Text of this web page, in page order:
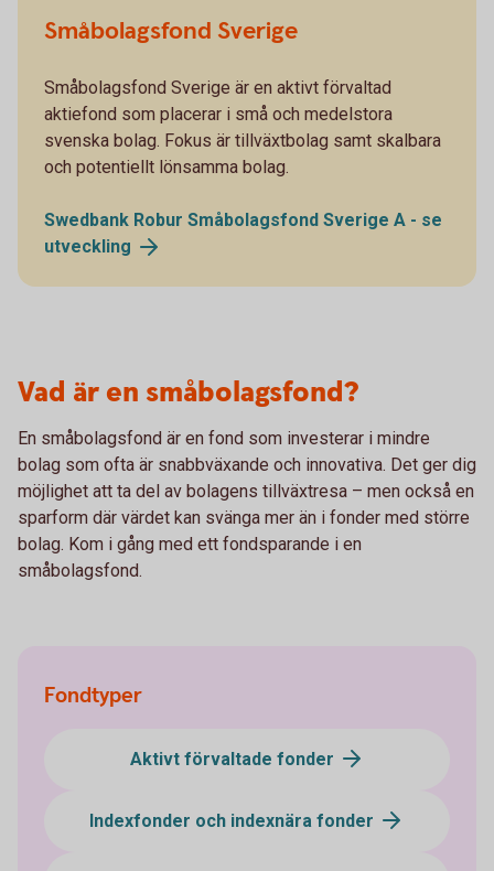
Småbolagsfond Sverige
Småbolagsfond Sverige är en aktivt förvaltad
aktiefond som placerar i små och medelstora
svenska bolag. Fokus är tillväxtbolag samt skalbara
och potentiellt lönsamma bolag.
Swedbank Robur Småbolagsfond Sverige A - se
utveckling
Vad är en småbolagsfond?
En småbolagsfond är en fond som investerar i mindre
bolag som ofta är snabbväxande och innovativa. Det ger dig
möjlighet att ta del av bolagens tillväxtresa – men också en
sparform där värdet kan svänga mer än i fonder med större
bolag. Kom i gång med ett fondsparande i en
småbolagsfond.
Fondtyper
Aktivt förvaltade fonder
Indexfonder och indexnära fonder